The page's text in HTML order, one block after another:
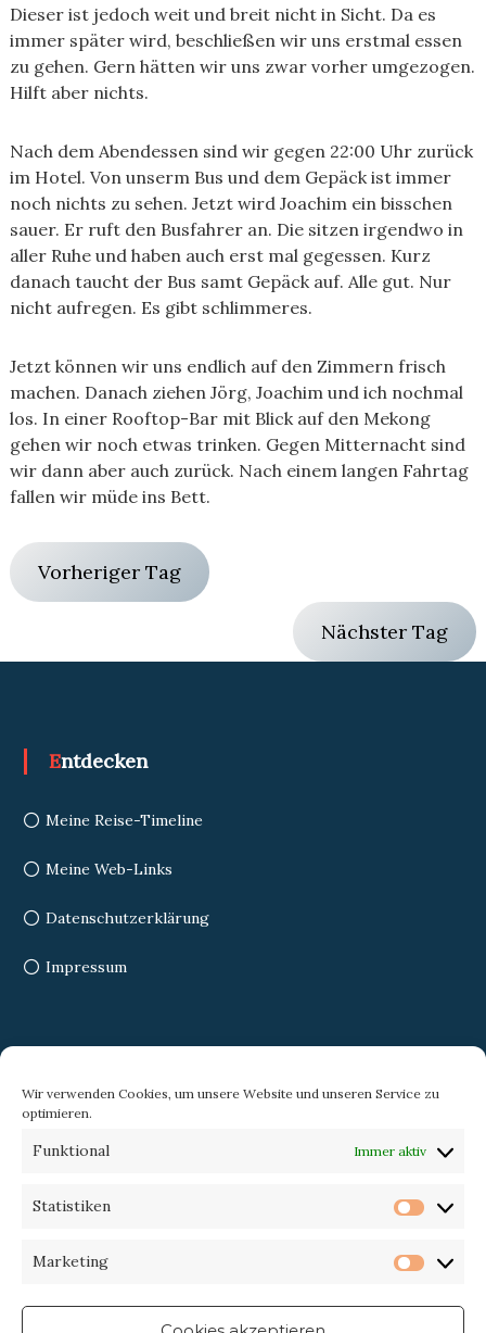
Wir verwenden Cookies, um unsere Website und unseren Service zu
optimieren.
Funktional Immer aktiv
Statistiken
Marketing
Dieser ist jedoch weit und breit nicht in Sicht. Da es
immer später wird, beschließen wir uns erstmal essen
zu gehen. Gern hätten wir uns zwar vorher umgezogen.
Hilft aber nichts.
Nach dem Abendessen sind wir gegen 22:00 Uhr zurück
im Hotel. Von unserm Bus und dem Gepäck ist immer
noch nichts zu sehen. Jetzt wird Joachim ein bisschen
sauer. Er ruft den Busfahrer an. Die sitzen irgendwo in
aller Ruhe und haben auch erst mal gegessen. Kurz
danach taucht der Bus samt Gepäck auf. Alle gut. Nur
nicht aufregen. Es gibt schlimmeres.
Jetzt können wir uns endlich auf den Zimmern frisch
machen. Danach ziehen Jörg, Joachim und ich nochmal
los. In einer Rooftop-Bar mit Blick auf den Mekong
gehen wir noch etwas trinken. Gegen Mitternacht sind
wir dann aber auch zurück. Nach einem langen Fahrtag
fallen wir müde ins Bett.
Vorheriger Tag
Nächster Tag
Entdecken
Meine Reise-Timeline
Meine Web-Links
Datenschutzerklärung
Impressum
Search
for: